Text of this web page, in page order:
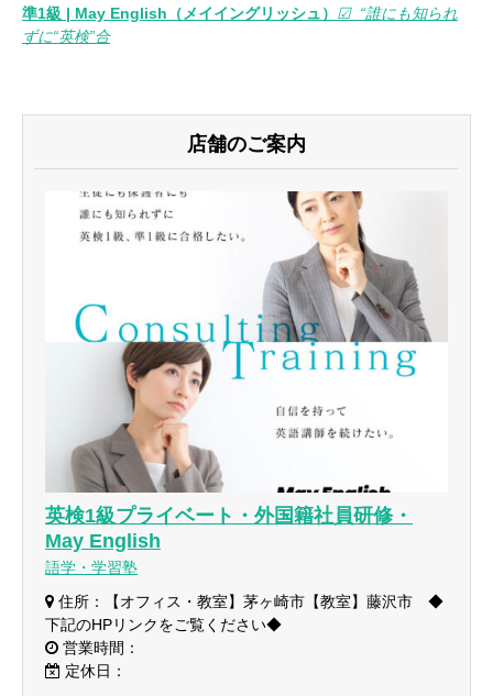
準1級 | May English（メイイングリッシュ） ☑︎ “誰にも知られ
ずに“英検”合
店舗のご案内
英検1級プライベート・外国籍社員研修・
May English
語学・学習塾
住所：【オフィス・教室】茅ヶ崎市【教室】藤沢市 ◆
下記のHPリンクをご覧ください◆
営業時間：
定休日：